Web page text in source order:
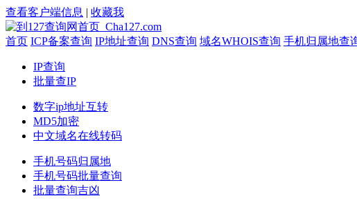
查看客户端信息 | 收藏我
首页 ICP备案查询 IP地址查询 DNS查询 域名WHOIS查询 手机归属地查
IP查询
批量查IP
数字ip地址互转
MD5加密
中文域名在线转码
手机号码归属地
手机号码批量查询
批量查询吉凶